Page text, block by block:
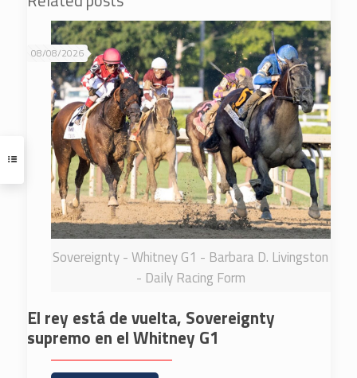
Sovereignty - Whitney G1 - Barbara D. Livingston
- Daily Racing Form
08/08/2026
El rey está de vuelta, Sovereignty
supremo en el Whitney G1